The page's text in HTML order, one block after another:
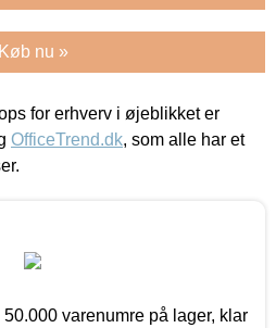
Køb nu »
for erhverv i øjeblikket er
OfficeTrend.dk, som alle har et
varenumre på lager, klar